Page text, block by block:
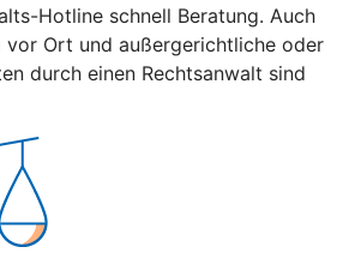
Hotline schnell Beratung. Auch
vor Ort und außergerichtliche oder
durch einen Rechtsanwalt sind